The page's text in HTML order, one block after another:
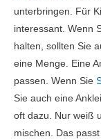
unterbringen. Für
interessant. Wenn
halten, sollten Sie
eine Menge. Eine
passen. Wenn Sie
Sie auch eine
oft dazu. Nur weiß
mischen. Das